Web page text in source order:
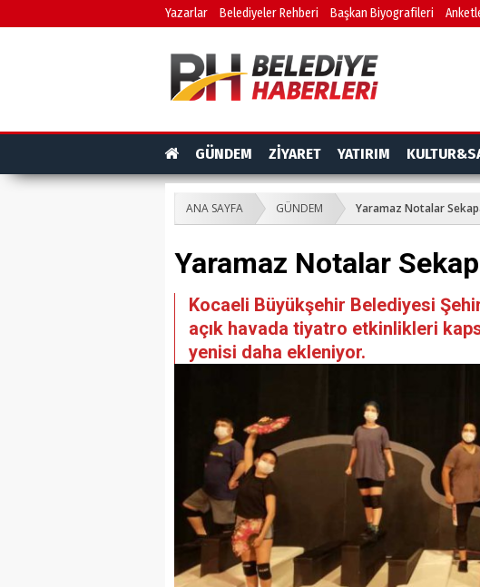
Yazarlar Belediyeler Rehberi Başkan Biyografileri
GÜNDEM ZİYARET YATIRIM
ANA SAYFA GÜNDEM Yaramaz Notalar
Yaramaz Notalar
Kocaeli Büyükşehir Belediyesi
açık havada tiyatro etkinlikleri
yenisi daha ekleniyor.